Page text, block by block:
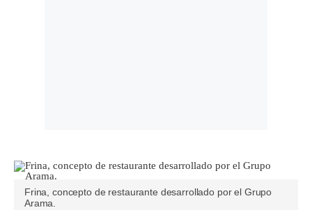
Frina, concepto de restaurante desarrollado por el Grupo
Arama.